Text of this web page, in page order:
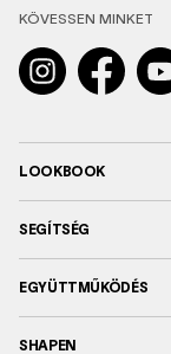
KÖVESSEN MINKET
InstagramFacebook
LOOKBOOK
SEGÍTSÉG
EGYÜTTMŰKÖDÉS
SHAPEN